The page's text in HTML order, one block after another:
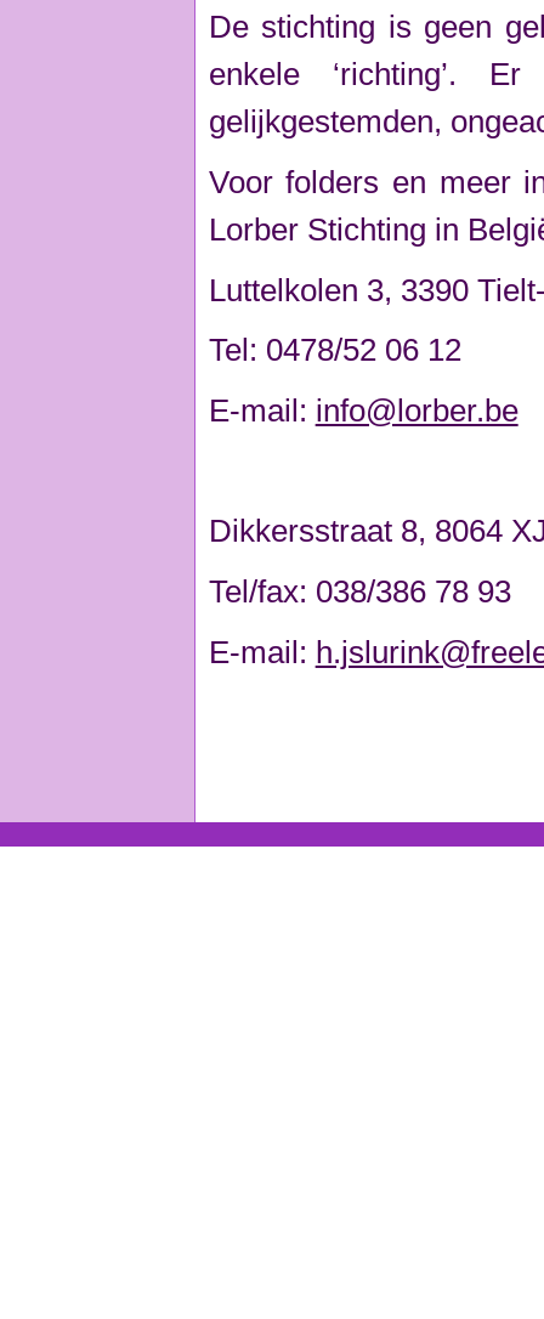
De stichting is geen
enkele ‘richting’.
gelijkgestemden,
Voor folders en meer
Lorber Stichting in
Luttelkolen 3, 3390
Tel: 0478/52 06 12
E-mail: info@lorber.be
Dikkersstraat 8, 8064
Tel/fax: 038/386 78 93
E-mail: